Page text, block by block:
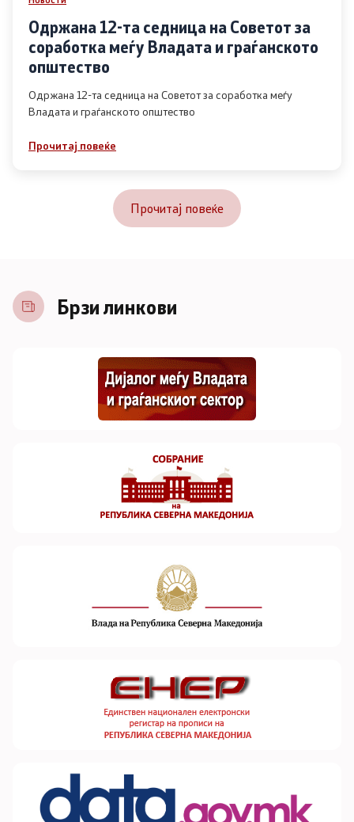
Одржана 12-та седница на Советот за
соработка меѓу Владата и граѓанското
општество
Одржана 12-та седница на Советот за соработка меѓу
Владата и граѓанското општество
Прочитај повеќе
Прочитај повеќе
Брзи линкови